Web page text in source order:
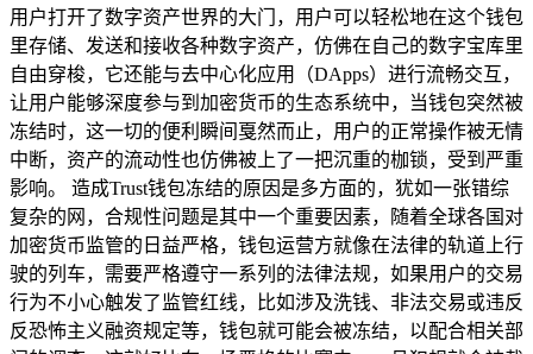
用户打开了数字资产世界的大门，用户可以轻松地在这个钱包
里存储、发送和接收各种数字资产，仿佛在自己的数字宝库里
自由穿梭，它还能与去中心化应用（DApps）进行流畅交互，
让用户能够深度参与到加密货币的生态系统中，当钱包突然被
冻结时，这一切的便利瞬间戛然而止，用户的正常操作被无情
中断，资产的流动性也仿佛被上了一把沉重的枷锁，受到严重
影响。 造成Trust钱包冻结的原因是多方面的，犹如一张错综
复杂的网，合规性问题是其中一个重要因素，随着全球各国对
加密货币监管的日益严格，钱包运营方就像在法律的轨道上行
驶的列车，需要严格遵守一系列的法律法规，如果用户的交易
行为不小心触发了监管红线，比如涉及洗钱、非法交易或违反
反恐怖主义融资规定等，钱包就可能会被冻结，以配合相关部